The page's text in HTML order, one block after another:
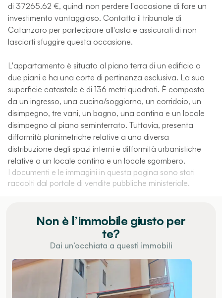
di 37265.62 €, quindi non perdere l'occasione di fare un
investimento vantaggioso. Contatta il tribunale di
Catanzaro per partecipare all'asta e assicurati di non
lasciarti sfuggire questa occasione.
L'appartamento è situato al piano terra di un edificio a
due piani e ha una corte di pertinenza esclusiva. La sua
superficie catastale è di 136 metri quadrati. È composto
da un ingresso, una cucina/soggiorno, un corridoio, un
disimpegno, tre vani, un bagno, una cantina e un locale
disimpegno al piano seminterrato. Tuttavia, presenta
difformità planimetriche relative a una diversa
distribuzione degli spazi interni e difformità urbanistiche
relative a un locale cantina e un locale sgombero.
I documenti e le immagini in questa pagina sono stati
raccolti dal portale di vendite pubbliche ministeriale.
Non è l’immobile giusto per
te?
Dai un’occhiata a questi immobili